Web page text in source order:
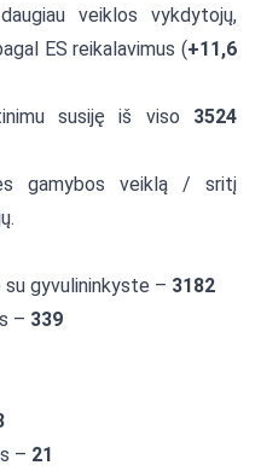
daugiau veiklos vykdytojų,
ES reikalavimus (+11,6
susiję iš viso 3524
gamybos veiklą / sritį
gyvulininkyste – 3182
– 339
– 21